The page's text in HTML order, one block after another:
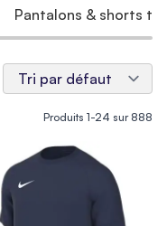
Produits 1-24 sur888
Pantalons & shorts